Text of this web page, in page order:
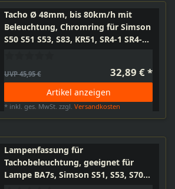
Tacho Ø 48mm, bis 80km/h mit
Beleuchtung, Chromring für Simson
S50 S51 S53, S83, KR51, SR4-1 SR4-2
UVP 45,95 € 32,89 € *
Artikel anzeigen
* inkl. ges. MwSt. zzgl.Versandkosten
Lampenfassung für
Tachobeleuchtung, geeignet für
Lampe BA7s, Simson S51, S53, S70,